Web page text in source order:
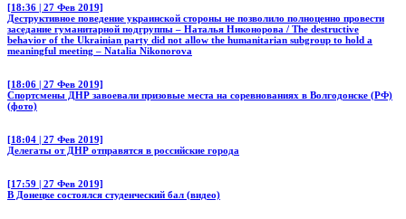
[18:36 | 27 Фев 2019]
Деструктивное поведение украинской стороны не позволило полноценно провести
заседание гуманитарной подгруппы – Наталья Никонорова / The destructive
behavior of the Ukrainian party did not allow the humanitarian subgroup to hold a
meaningful meeting – Natalia Nikonorova
[18:06 | 27 Фев 2019]
Спортсмены ДНР завоевали призовые места на соревнованиях в Волгодонске (РФ)
(фото)
[18:04 | 27 Фев 2019]
Делегаты от ДНР отправятся в российские города
[17:59 | 27 Фев 2019]
В Донецке состоялся студенческий бал (видео)